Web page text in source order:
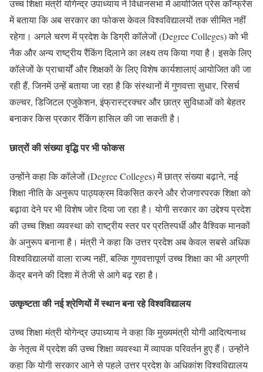
उच्च शिक्षा मंत्री योगेन्द्र उपाध्याय ने विधानसभा में आयोजित प्रेस कॉन्फ्रेंस
में बताया कि अब सरकार का फोकस केवल विश्वविद्यालयों तक सीमित नहीं
रहेगा। अगले चरण में प्रदेश के डिग्री कॉलेजों (Degree Colleges) को भी
नैक और अन्य राष्ट्रीय रैंकिंग दिलाने का लक्ष्य तय किया गया है। इसके लिए
कॉलेजों के प्राचार्यों और शिक्षकों के लिए विशेष कार्यशालाएं आयोजित की जा
रही हैं, जिनमें उन्हें बताया जा रहा है कि संस्थानों में गुणवत्ता सुधार, रिसर्च
कल्चर, डिजिटल एजुकेशन, इंफ्रास्ट्रक्चर और छात्र सुविधाओं को बेहतर
बनाकर किस प्रकार रैंकिंग हासिल की जा सकती है।
छात्रों की संख्या वृद्धि पर भी फोकस
उन्होंने कहा कि कॉलेजों (Degree Colleges) में छात्र संख्या बढ़ाने, नई
शिक्षा नीति के अनुरूप पाठ्यक्रम विकसित करने और रोजगारपरक शिक्षा को
बढ़ावा देने पर भी विशेष जोर दिया जा रहा है। योगी सरकार का उद्देश्य प्रदेश
की उच्च शिक्षा व्यवस्था को राष्ट्रीय स्तर पर प्रतिस्पर्धी और वैश्विक मानकों
के अनुरूप बनाना है। मंत्री ने कहा कि उत्तर प्रदेश अब केवल सबसे अधिक
विश्वविद्यालयों वाला राज्य नहीं, बल्कि गुणवत्तापूर्ण उच्च शिक्षा का भी अग्रणी
केंद्र बनने की दिशा में तेजी से आगे बढ़ रहा है।
उत्कृष्टता की नई श्रेणियों में स्थान बना रहे विश्वविद्यालय
उच्च शिक्षा मंत्री योगेन्द्र उपाध्याय ने कहा कि मुख्यमंत्री योगी आदित्यनाथ
के नेतृत्व में प्रदेश की उच्च शिक्षा व्यवस्था में व्यापक परिवर्तन हुए हैं। उन्होंने
कहा कि योगी सरकार आने से पहले उत्तर प्रदेश के अधिकांश विश्वविद्यालय